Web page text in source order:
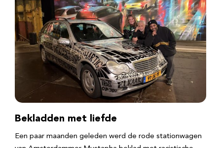
Bekladden met liefde
Een paar maanden geleden werd de rode stationwagen